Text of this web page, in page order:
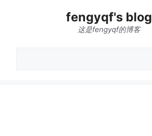
fengyqf's blog
这是fengyqf的博客